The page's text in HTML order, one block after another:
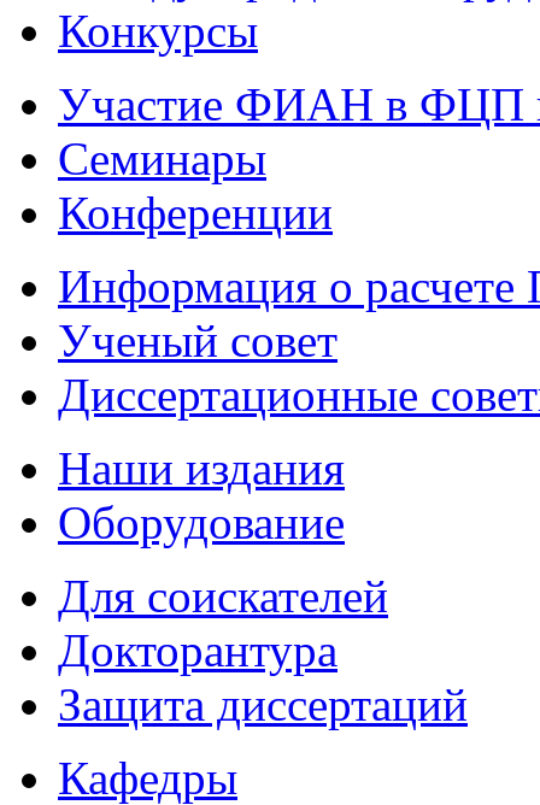
Конкурсы
Участие ФИАН в ФЦП
Семинары
Конференции
Информация о
Ученый совет
Диссертационные
Наши издания
Оборудование
Для соискателей
Докторантура
Защита диссертаций
Кафедры